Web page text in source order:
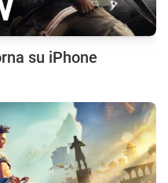
su iPhone